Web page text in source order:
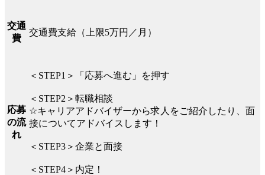
交通
費
交通費支給（上限5万円／月）
応募
の流
れ
＜STEP1＞「応募へ進む」を押す
＜STEP2＞転職相談
☆キャリアアドバイザーから求人をご紹介したり、面
接についてアドバイスします！
＜STEP3＞企業と面接
＜STEP4＞内定！